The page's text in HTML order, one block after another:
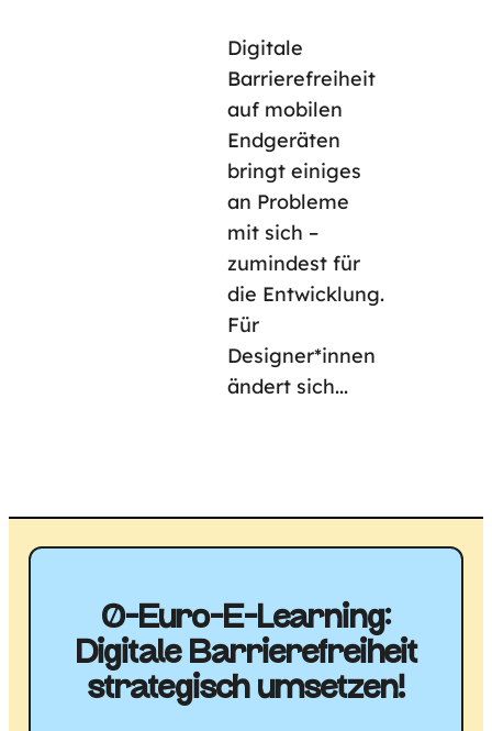
Digitale
Barrierefreiheit
auf mobilen
Endgeräten
bringt einiges
an Probleme
mit sich –
zumindest für
die Entwicklung.
Für
Designer*innen
ändert sich...
0-Euro-E-Learning:
Digitale Barriere­freiheit
strategisch umsetzen!